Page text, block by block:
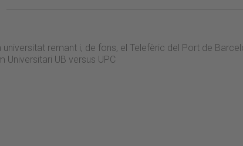
universitat remant i, de fons, el Telefèric del Port de
Universitari UB versus UPC